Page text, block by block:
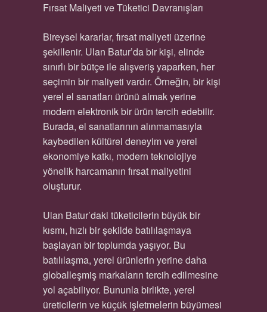
Fırsat Maliyeti ve Tüketici Davranışları
Bireysel kararlar, fırsat maliyeti üzerine
şekillenir. Ulan Batur’da bir kişi, elinde
sınırlı bir bütçe ile alışveriş yaparken, her
seçimin bir maliyeti vardır. Örneğin, bir kişi
yerel el sanatları ürünü almak yerine
modern elektronik bir ürün tercih edebilir.
Burada, el sanatlarının alınmamasıyla
kaybedilen kültürel deneyim ve yerel
ekonomiye katkı, modern teknolojiye
yönelik harcamanın fırsat maliyetini
oluşturur.
Ulan Batur’daki tüketicilerin büyük bir
kısmı, hızlı bir şekilde batılılaşmaya
başlayan bir toplumda yaşıyor. Bu
batılılaşma, yerel ürünlerin yerine daha
globalleşmiş markaların tercih edilmesine
yol açabiliyor. Bununla birlikte, yerel
üreticilerin ve küçük işletmelerin büyümesi